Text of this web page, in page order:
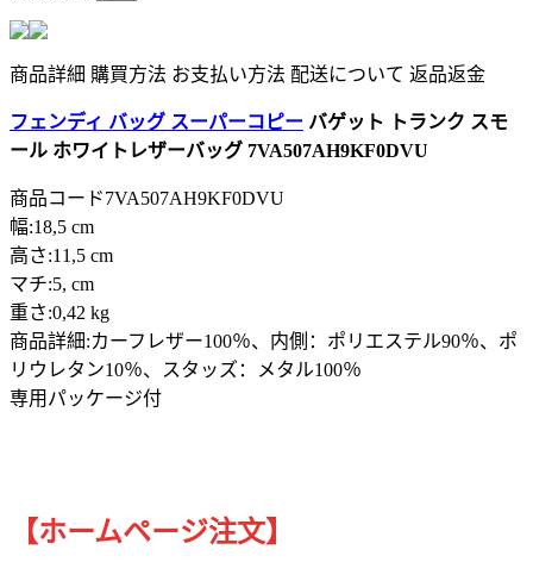
商品詳細 購買方法 お支払い方法 配送について 返品返金
フェンディ バッグ スーパーコピー バゲット トランク スモ
ール ホワイトレザーバッグ 7VA507AH9KF0DVU
商品コード7VA507AH9KF0DVU
幅:18,5 cm
高さ:11,5 cm
マチ:5, cm
重さ:0,42 kg
商品詳細:カーフレザー100％、内側：ポリエステル90％、ポ
リウレタン10％、スタッズ：メタル100％
専用パッケージ付
【ホームページ注文】